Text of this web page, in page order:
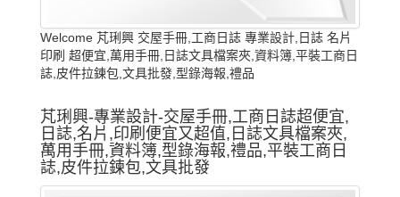
Welcome 芃琍興 交屋手冊,工商日誌 專業設計,日誌 名片
印刷 超便宜,萬用手冊,日誌文具檔案夾,資料簿,平裝工商日
誌,皮件拉鍊包,文具批發,型錄海報,禮品
芃琍興-專業設計-交屋手冊,工商日誌超便宜,
日誌,名片,印刷便宜又超值,日誌文具檔案夾,
萬用手冊,資料簿,型錄海報,禮品,平裝工商日
誌,皮件拉鍊包,文具批發